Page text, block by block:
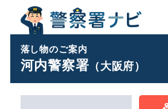
落し物のご案内
河内警察署（大阪府）